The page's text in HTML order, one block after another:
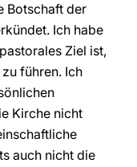
Botschaft der
Ich habe
Ziel ist,
führen. Ich
Kirche nicht
auch nicht die